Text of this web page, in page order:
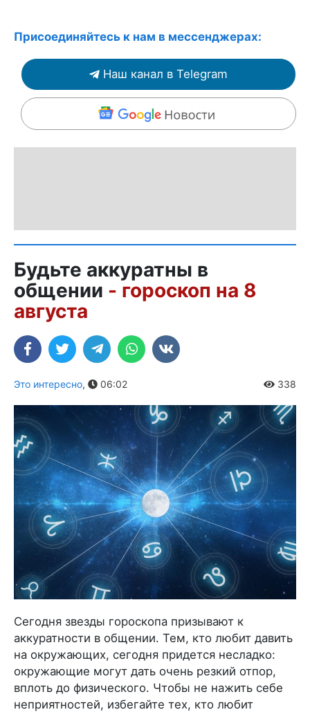
Присоединяйтесь к нам в мессенджерах:
Наш канал в Telegram
Будьте аккуратны в
общении - гороскоп на 8
августа
Это интересно, 06:02 338
Сегодня звезды гороскопа призывают к
аккуратности в общении. Тем, кто любит давить
на окружающих, сегодня придется несладко:
окружающие могут дать очень резкий отпор,
вплоть до физического. Чтобы не нажить себе
неприятностей, избегайте тех, кто любит